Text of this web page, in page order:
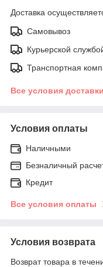
Доставка
Самовывоз
Курьерской
Транспортная
Все условия доставки
Условия оплаты
Наличными
Безналичный
Кредит
Все условия оплаты
Условия возврата
Возврат товара в